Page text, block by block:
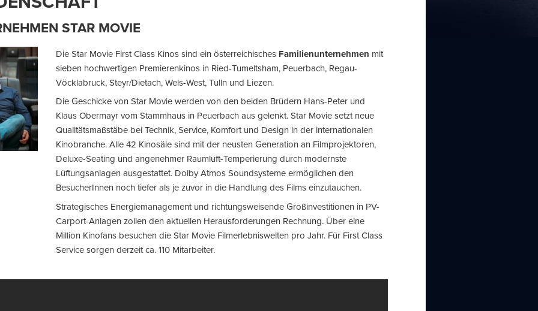
STAR MOVIE
Die Star Movie First Class Kinos sind ein österreichisches Familienunternehmen mit
sieben hochwertigen Premierenkinos in Ried-Tumeltsham, Peuerbach, Regau-
Vöcklabruck, Steyr/Dietach, Wels-West, Tulln und Liezen.
Die Geschicke von Star Movie werden von den beiden Brüdern Hans-Peter und
Klaus Obermayr vom Stammhaus in Peuerbach aus gelenkt. Star Movie setzt neue
Qualitätsmaßstäbe bei Technik, Service, Komfort und Design in der internationalen
Kinobranche. Alle 42 Kinosäle sind mit der neusten Generation an Filmprojektoren,
Deluxe-Seating und angenehmer Raumluft-Temperierung durch modernste
Lüftungsanlagen ausgestattet. Dolby Atmos Soundsysteme ermöglichen den
BesucherInnen noch tiefer als je zuvor in die Handlung des Films einzutauchen.
Strategisches Energiemanagement und richtungsweisende Großinvestitionen in PV-
Carport-Anlagen zollen den aktuellen Herausforderungen Rechnung. Über eine
Million Kinofans besuchen die Star Movie Filmerlebniswelten pro Jahr. Für First Class
Service sorgen derzeit ca. 110 Mitarbeiter.